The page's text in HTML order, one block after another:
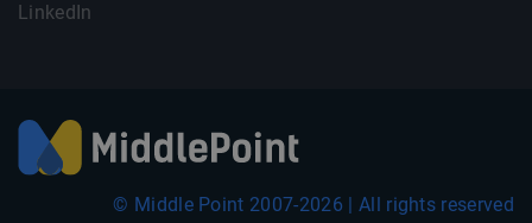
LinkedIn
© Middle Point 2007-2026 | All rights reserved